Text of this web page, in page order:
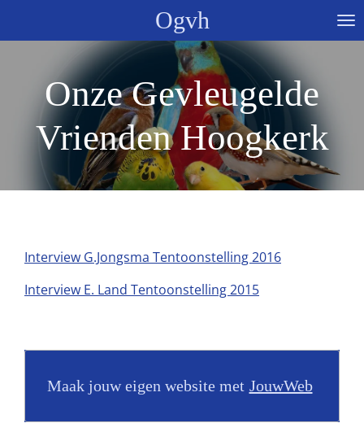
hoofdinhoud
Ogvh
Onze Gevleugelde
Vrienden Hoogkerk
Interview G.Jongsma Tentoonstelling 2016
Interview E. Land Tentoonstelling 2015
Maak jouw eigen website met JouwWeb